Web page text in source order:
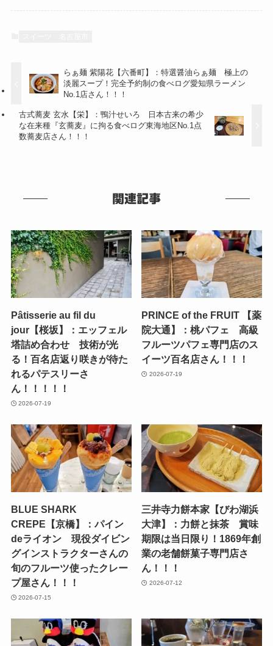
らぁ麺 紫陽花【六番町】：特選醤油らぁ麺 極上の
淡麗スープ！完全予約制の食べログ愛知県ラーメン
No.1店さん！！！
古式蕎麦 玄水【栄】：鴨汁せいろ 日本古来の希少
な在来種『玄蕎麦』に拘る食べログ東海地区No.1点
数蕎麦店さん！！！
関連記事
Pâtisserie au fil du
jour【桜坂】：エッフェル
塔詰め合わせ 技術が光
る！百名店返り咲きが待た
れるパテスリーさ
ん！！！！！
2026-07-19
PRINCE of the FRUIT 【薬
院大通】：桃パフェ 高級
フルーツパフェ専門店のス
イーツ百名店さん！！！
2026-07-19
BLUE SHARK
CREPE【京橋】：パイン
deライオン 現役ダイビン
グインストラクターさんの
旬のフルーツ使ったクレー
プ屋さん！！！
2026-07-15
三井寺力餅本家【びわ湖浜
大津】：力餅と抹茶 賞味
期限は当日限り！1869年創
業の老舗餅菓子専門店さ
ん！！！
2026-07-12